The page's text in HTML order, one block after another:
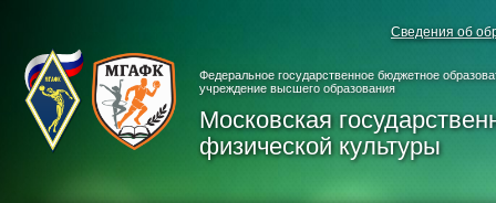
Сведения об
Федеральное государственное бюджетное
учреждение высшего образования
Московская
физической культуры